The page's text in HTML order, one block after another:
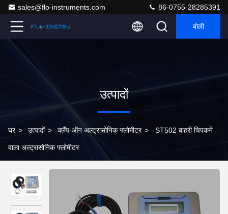
sales@flo-instruments.com 86-0755-28285391
बोली
उत्पादों
घर > उत्पादों > क्लैंप-ऑन अल्ट्रासोनिक फ्लोमीटर > ST502 बाहरी चिपकने
वाला अल्ट्रासोनिक फ्लोमीटर